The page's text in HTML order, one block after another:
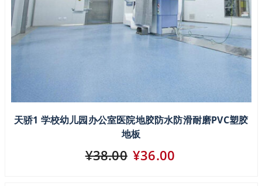
天骄1 学校幼儿园办公室医院地胶防水防滑耐磨PVC塑胶
地板
¥38.00 ¥36.00